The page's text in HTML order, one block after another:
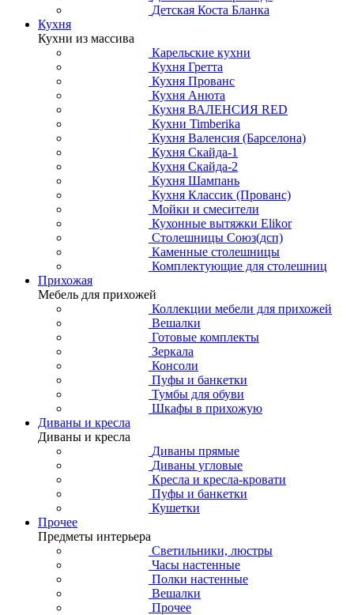
Детская Коста Бланка
Кухня
Кухни из массива
Карельские кухни
Кухня Гретта
Кухня Прованс
Кухня Анюта
Кухня ВАЛЕНСИЯ RED
Кухни Timberika
Кухня Валенсия (Барселона)
Кухня Скайда-1
Кухня Скайда-2
Кухня Шампань
Кухня Классик (Прованс)
Мойки и смесители
Кухонные вытяжки Elikor
Столешницы Союз(дсп)
Каменные столешницы
Комплектующие для столешниц
Прихожая
Мебель для прихожей
Коллекции мебели для прихожей
Вешалки
Готовые комплекты
Зеркала
Консоли
Пуфы и банкетки
Тумбы для обуви
Шкафы в прихожую
Диваны и кресла
Диваны и кресла
Диваны прямые
Диваны угловые
Кресла и кресла-кровати
Пуфы и банкетки
Кушетки
Прочее
Предметы интерьера
Светильники, люстры
Часы настенные
Полки настенные
Вешалки
Прочее